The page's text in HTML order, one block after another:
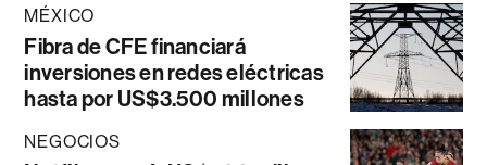
MÉXICO
Fibra de CFE financiará
inversiones en redes eléctricas
hasta por US$3.500 millones
NEGOCIOS